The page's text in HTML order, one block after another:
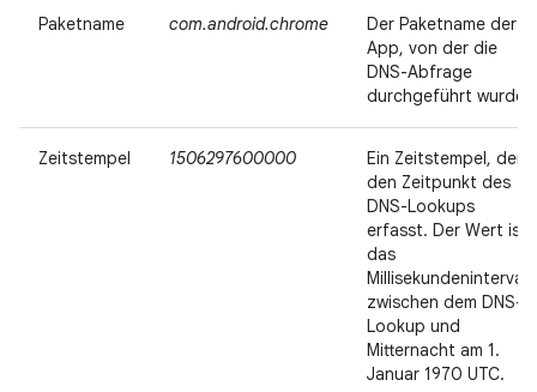
Paketname com.android.chrome
Der Paketname der
App, von der die
DNS-Abfrage
durchgeführt wurde.
Zeitstempel 1506297600000
Ein Zeitstempel, der
den Zeitpunkt des
DNS-Lookups
erfasst. Der Wert ist
das
Millisekundenintervall
zwischen dem DNS-
Lookup und
Mitternacht am 1.
Januar 1970 UTC.